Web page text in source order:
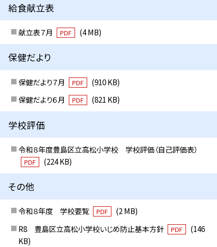
給食献立表
献立表７月 PDF (4 MB)
保健だより
保健だより７月 PDF
(910 KB)
保健だより６月
PDF (821 KB)
学校評価
令和８年度豊島区立高松小学校 学校評価（自己評価表）
PDF (224 KB)
その他
令和８年度 学校要覧 PDF
(2 MB)
R8 豊島区立高松小学校いじめ防止基本方針
PDF
(146
KB)